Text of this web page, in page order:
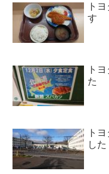
ト
す
ト
た
ト
し